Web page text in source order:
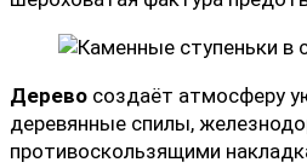
Дерево создаёт атмосферу
деревянные спилы,
противоскользящими